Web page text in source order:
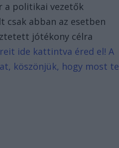
a politikai vezetők
abban az esetben
jótékony célra
ide kattintva éred el! A
köszönjük, hogy most te